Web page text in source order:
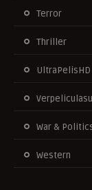
Terror
Thriller
UltraPelisHD
War &
Western